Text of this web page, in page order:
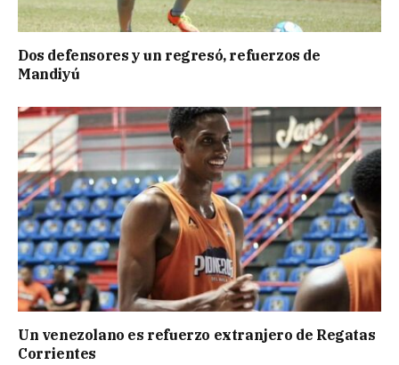
Dos defensores y un regresó, refuerzos de
Mandiyú
Un venezolano es refuerzo extranjero de Regatas
Corrientes